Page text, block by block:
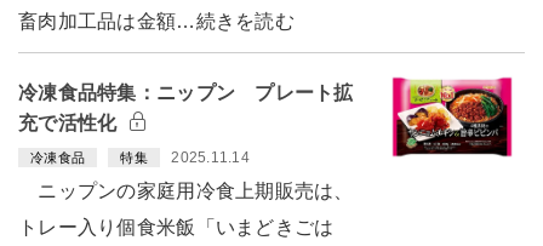
畜肉加工品は金額…続きを読む
冷凍食品特集：ニップン プレート拡
充で活性化
冷凍食品 特集 2025.11.14
ニップンの家庭用冷食上期販売は、
トレー入り個食米飯「いまどきごは